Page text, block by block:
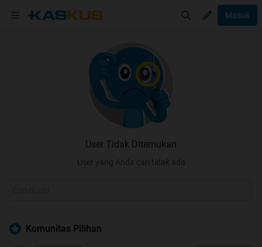
Masuk
User Tidak Ditemukan
User yang Anda cari tidak ada
Komunitas Pilihan